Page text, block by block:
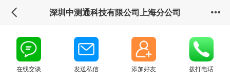
深圳中测通科技有限公司上海分公司
在线交谈 发送私信 添加好友 拨打电话